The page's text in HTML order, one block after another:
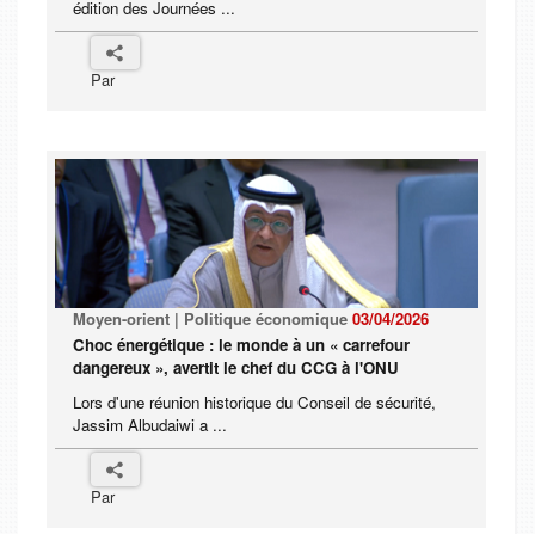
édition des Journées ...
Par
Moyen-orient | Politique économique 03/04/2026
Choc énergétique : le monde à un « carrefour
dangereux », avertit le chef du CCG à l'ONU
Lors d'une réunion historique du Conseil de sécurité,
Jassim Albudaiwi a ...
Par